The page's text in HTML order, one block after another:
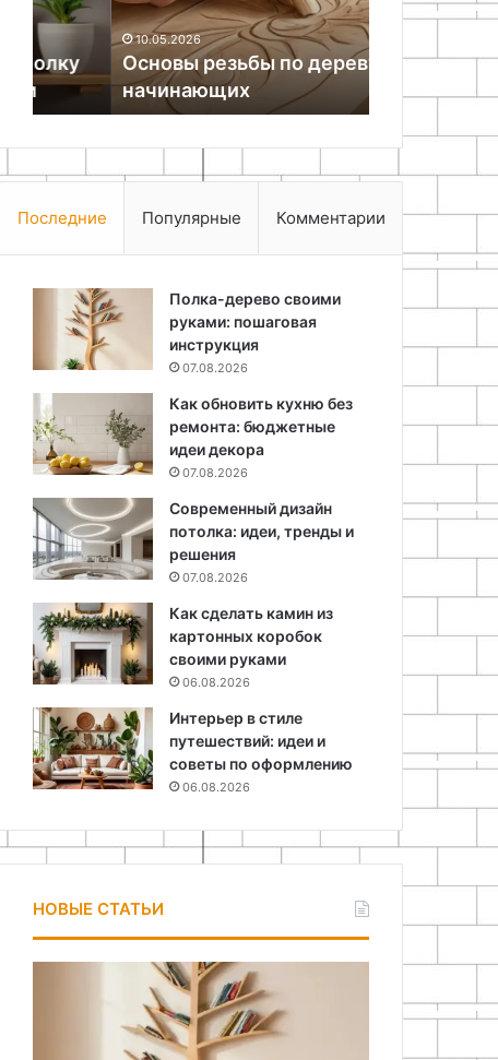
10.05.2026
Основы резьбы по дереву для
начинающих
Топ-10
Последние Популярные Комментарии
Полка-дерево своими
руками: пошаговая
инструкция
07.08.2026
Как обновить кухню без
ремонта: бюджетные
идеи декора
07.08.2026
Современный дизайн
потолка: идеи, тренды и
решения
07.08.2026
Как сделать камин из
картонных коробок
своими руками
06.08.2026
Интерьер в стиле
путешествий: идеи и
советы по оформлению
06.08.2026
НОВЫЕ СТАТЬИ